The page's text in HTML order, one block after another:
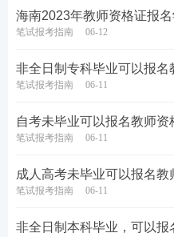
海南2023年教师资格证报
笔试报考指南 06-12
非全日制专科毕业可以报名
笔试报考指南 06-11
自考未毕业可以报名教师资
笔试报考指南 06-11
成人高考未毕业可以报名
笔试报考指南 06-11
非全日制本科毕业，可以报